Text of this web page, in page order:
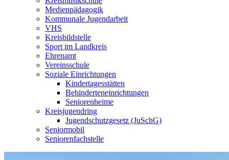
Medienpädagogik
Kommunale Jugendarbeit
VHS
Kreisbildstelle
Sport im Landkreis
Ehrenamt
Vereinsschule
Soziale Einrichtungen
Kindertagesstätten
Behinderteneinrichtungen
Seniorenheime
Kreisjugendring
Jugendschutzgesetz (JuSchG)
Seniormobil
Seniorenfachstelle